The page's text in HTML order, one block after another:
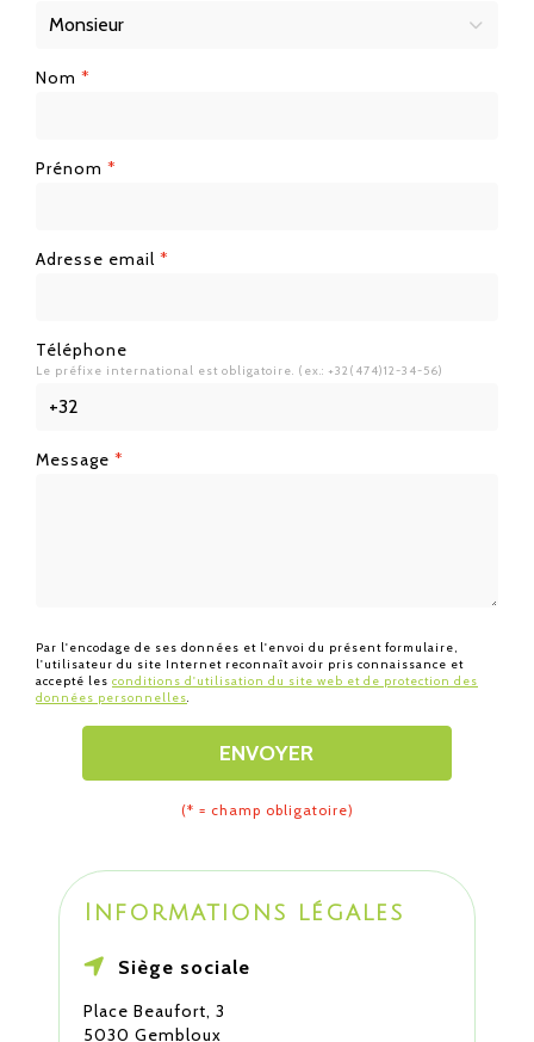
Nom *
Prénom *
Adresse email *
Téléphone
Le préfixe international est obligatoire. (ex.: +32(474)12-34-56)
Message *
Par l'encodage de ses données et l'envoi du présent formulaire,
l'utilisateur du site Internet reconnaît avoir pris connaissance et
accepté les conditions d'utilisation du site web et de protection des
données personnelles.
ENVOYER
(* = champ obligatoire)
Informations légales
Siège sociale
Place Beaufort, 3
5030 Gembloux